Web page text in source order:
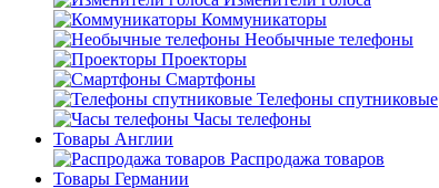
Коммуникаторы
Необычные телефоны
Проекторы
Смартфоны
Телефоны спутниковые
Часы телефоны
Товары Англии
Распродажа товаров
Товары Германии